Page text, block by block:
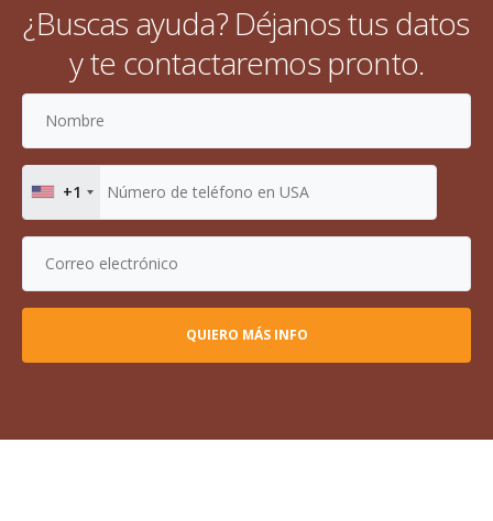
¿Buscas ayuda? Déjanos tus datos
y te contactaremos pronto.
+1